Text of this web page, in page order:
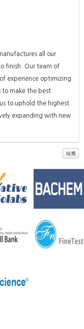
all our
finish. Our team of
experience optimizing
to make the best
to uphold the highest
expanding with new